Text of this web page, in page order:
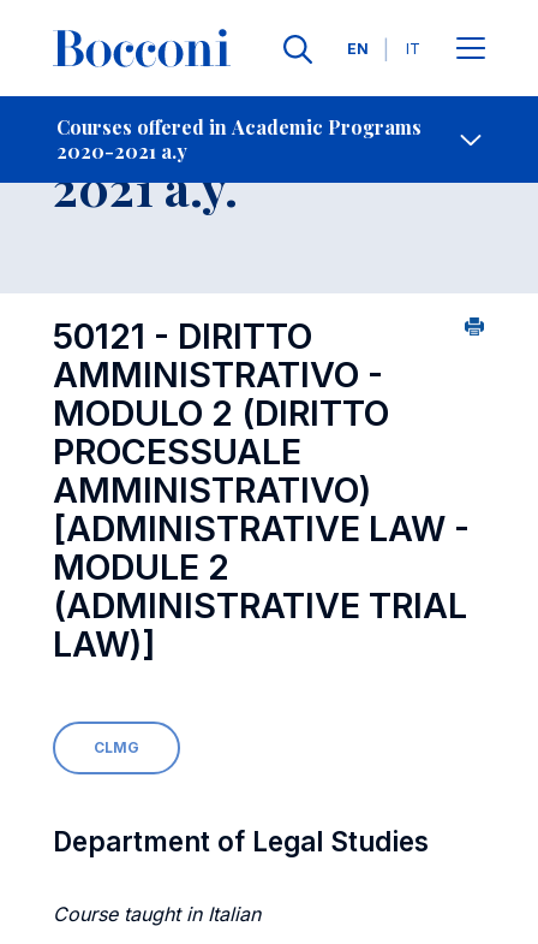
Languages
EN IT
Courses offered in Academic Programs
2020-2021 a.y
- Contact Us
Course 2020-
2021 a.y.
50121 - DIRITTO
AMMINISTRATIVO -
MODULO 2 (DIRITTO
PROCESSUALE
AMMINISTRATIVO)
[ADMINISTRATIVE LAW -
MODULE 2
(ADMINISTRATIVE TRIAL
LAW)]
CLMG
Department of Legal Studies
Course taught in Italian